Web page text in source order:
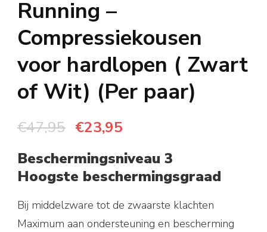
Running –
Compressiekousen
voor hardlopen ( Zwart
of Wit) (Per paar)
€47,95 Oorspronkelijke
was:
€47,95.
€23,95
is:
€23,95.
Beschermingsniveau 3
Hoogste beschermingsgraad
Bij middelzware tot de zwaarste klachten
Maximum aan ondersteuning en bescherming